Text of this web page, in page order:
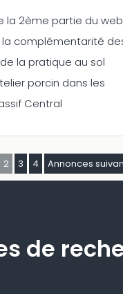
la 2ème partie du
la complémentarité
la pratique au sol
porcin dans les
Central
2 3 4 Annonces
de